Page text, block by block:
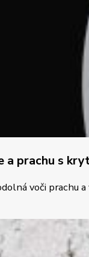
a prachu s
voči